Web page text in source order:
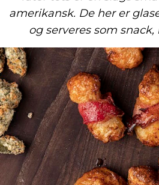
amerikansk. De her er
og serveres som snack,